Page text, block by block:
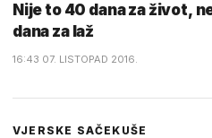
Nije to 40 dana za život,
dana za laž
16:43 07. LISTOPAD 2016.
VJERSKE SAČEKUŠE